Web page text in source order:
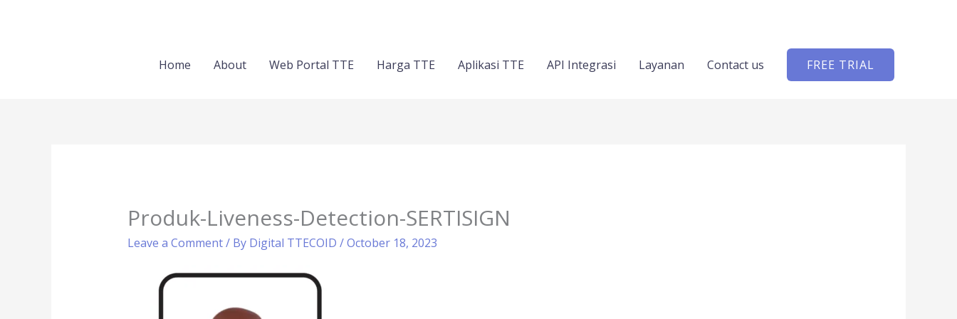
Home
About Web Portal TTE Harga TTE Aplikasi TTE API Integrasi Layanan Contact us FREE TRIAL
Produk-Liveness-Detection-SERTISIGN
Leave a Comment/ By Digital TTECOID /October 18, 2023